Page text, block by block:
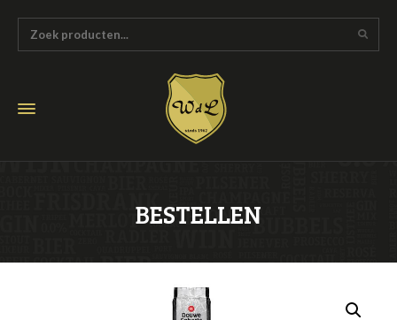
BESTELLEN